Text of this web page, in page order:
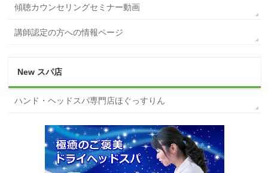
傾聴カウンセリングセミナー動画
講師認定の方への情報ページ
New スパ店
ハンド・ヘッドスパ専門店ほぐっすりん